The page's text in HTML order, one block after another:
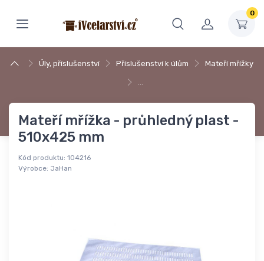
0
Úly, příslušenství Příslušenství k úlům Mateří mřížky
…
Mateří mřížka - průhledný plast -
510x425 mm
Kód produktu: 104216
Výrobce: JaHan